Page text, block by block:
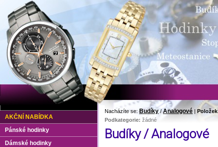
Nacházíte se: Budíky / Analogové |
Podkategorie: žádné
Budíky / Analogové
AKČNÍ NABÍDKA
Pánské hodinky
Dámské hodinky